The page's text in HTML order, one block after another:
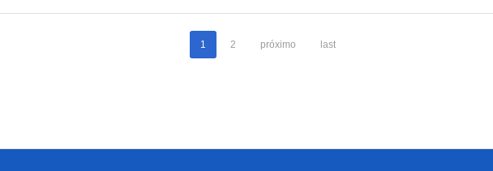
1 2 próximo last